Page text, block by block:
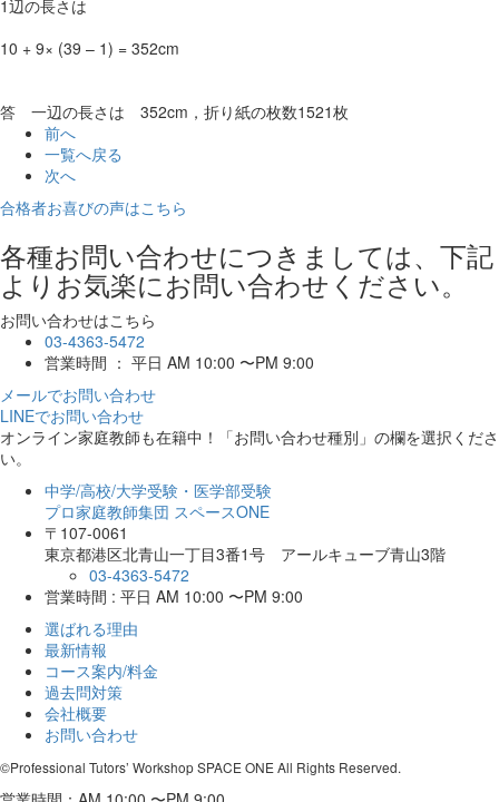
1辺の長さは
10 + 9× (39 – 1) = 352cm
答 一辺の長さは 352cm，折り紙の枚数1521枚
前へ
一覧へ戻る
次へ
合格者お喜びの声はこちら
各種お問い合わせにつきましては、下記
よりお気楽にお問い合わせください。
お問い合わせはこちら
03-4363-5472
営業時間 ： 平日 AM 10:00 〜PM 9:00
メールでお問い合わせ
LINEでお問い合わせ
オンライン家庭教師も在籍中！「お問い合わせ種別」の欄を選択くださ
い。
中学/高校/大学受験・医学部受験
プロ家庭教師集団 スペースONE
〒107-0061
東京都港区北青山一丁目3番1号 アールキューブ青山3階
03-4363-5472
営業時間 : 平日 AM 10:00 〜PM 9:00
選ばれる理由
最新情報
コース案内/料金
過去問対策
会社概要
お問い合わせ
©Professional Tutors’ Workshop SPACE ONE All Rights Reserved.